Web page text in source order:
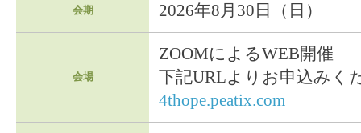
会期 2026年8月30日（日）
会場
ZOOMによるWEB開催
下記URLよりお申込み
4thope.peatix.com